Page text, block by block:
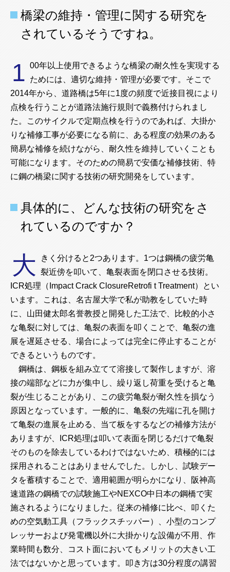
橋梁の維持・管理に関する研究を
されているそうですね。
1 00年以上使用できるような橋梁の耐久性を実現する
ためには、適切な維持・管理が必要です。そこで
2014年から、道路橋は5年に1度の頻度で近接目視により
点検を行うことが道路法施行規則で義務付けられまし
た。このサイクルで定期点検を行うのであれば、大掛か
りな補修工事が必要になる前に、ある程度の効果のある
簡易な補修を続けながら、耐久性を維持していくことも
可能になります。そのための簡易で安価な補修技術、特
に鋼の橋梁に関する技術の研究開発をしています。
具体的に、どんな技術の研究をさ
れているのですか？
大 きく分けると2つあります。1つは鋼橋の疲労亀
裂近傍を叩いて、亀裂表面を閉口させる技術。
ICR処理（Impact Crack ClosureRetrofi t Treatment）とい
います。これは、名古屋大学で私が助教をしていた時
に、山田健太郎名誉教授と開発した工法で、比較的小さ
な亀裂に対しては、亀裂の表面を叩くことで、亀裂の進
展を遅延させる、場合によっては完全に停止することが
できるというものです。
鋼橋は、鋼板を組み立てて溶接して製作しますが、溶
接の端部などに力が集中し、繰り返し荷重を受けると亀
裂が生じることがあり、この疲労亀裂が耐久性を損なう
原因となっています。一般的に、亀裂の先端に孔を開け
て亀裂の進展を止める、当て板をするなどの補修方法が
ありますが、ICR処理は叩いて表面を閉じるだけで亀裂
そのものを除去しているわけではないため、積極的には
採用されることはありませんでした。しかし、試験デー
タを蓄積することで、適用範囲が明らかになり、阪神高
速道路の鋼橋での試験施工やNEXCO中日本の鋼橋で実
施されるようになりました。従来の補修に比べ、叩くた
めの空気動工具（フラックスチッパー）、小型のコンプ
レッサーおよび発電機以外に大掛かりな設備が不用、作
業時間も数分、コスト面においてもメリットの大きい工
法ではないかと思っています。叩き方は30分程度の講習